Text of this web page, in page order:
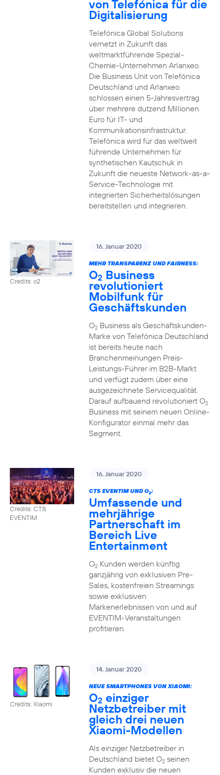
von Telefónica für die
Digitalisierung
Telefónica Global Solutions
vernetzt in Zukunft das
weltmarktführende Spezial-
Chemie-Unternehmen Arlanxeo.
Die Business Unit von Telefónica
Deutschland und Arlanxeo
schlossen einen 5-Jahresvertrag
über mehrere dutzend Millionen
Euro für IT- und
Kommunikationsinfrastruktur.
Telefónica wird für das weltweit
führende Unternehmen für
synthetischen Kautschuk in
Zukunft die neueste Network-as-a-
Service-Technologie mit
integrierten Sicherheitslösungen
bereitstellen und integrieren.
Credits: o2
16. Januar 2020
MEHR TRANSPARENZ UND FAIRNESS:
O2 Business
revolutioniert
Mobilfunk für
Geschäftskunden
O2Business als Geschäftskunden-
Marke von Telefónica Deutschland
ist bereits heute nach
Branchenmeinungen Preis-
Leistungs-Führer im B2B-Markt
und verfügt zudem über eine
ausgezeichnete Servicequalität.
Darauf aufbauend revolutioniert O2
Business mit seinem neuen Online-
Konfigurator einmal mehr das
Segment.
Credits: CTS
EVENTIM
16. Januar 2020
CTS EVENTIM UND O2:
Umfassende und
mehrjährige
Partnerschaft im
Bereich Live
Entertainment
O2Kunden werden künftig
ganzjährig von exklusiven Pre-
Sales, kostenfreien Streamings
sowie exklusiven
Markenerlebnissen von und auf
EVENTIM-Veranstaltungen
profitieren.
Credits: Xiaomi
14. Januar 2020
NEUE SMARTPHONES VON XIAOMI:
O2 einziger
Netzbetreiber mit
gleich drei neuen
Xiaomi-Modellen
Als einziger Netzbetreiber in
Deutschland bietet O2seinen
Kunden exklusiv die neuen